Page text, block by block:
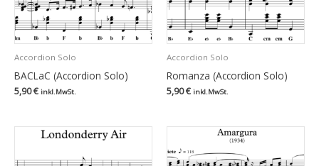
Accordion Solo
BACLaC (Accordion Solo)
5,90€ inkl.MwSt.
Accordion Solo
Romanza (Accordion Solo)
5,90€ inkl.MwSt.